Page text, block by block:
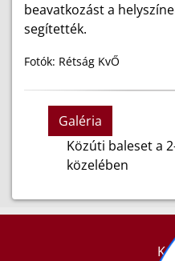
beavatkozást a
segítették.
Fotók: Rétság KvŐ
Galéria
Közúti baleset a
közelében